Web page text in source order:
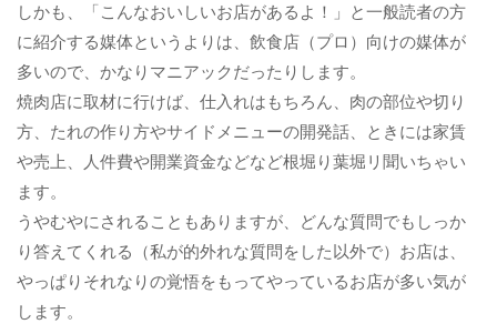
しかも、「こんなおいしいお店があるよ！」と一般読者の方
に紹介する媒体というよりは、飲食店（プロ）向けの媒体が
多いので、かなりマニアックだったりします。
焼肉店に取材に行けば、仕入れはもちろん、肉の部位や切り
方、たれの作り方やサイドメニューの開発話、ときには家賃
や売上、人件費や開業資金などなど根堀り葉堀リ聞いちゃい
ます。
うやむやにされることもありますが、どんな質問でもしっか
り答えてくれる（私が的外れな質問をした以外で）お店は、
やっぱりそれなりの覚悟をもってやっているお店が多い気が
します。